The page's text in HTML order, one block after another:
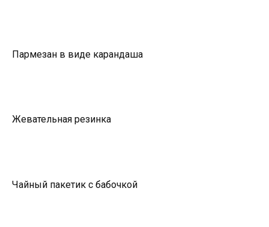
Пармезан в виде карандаша
Жевательная резинка
Чайный пакетик с бабочкой